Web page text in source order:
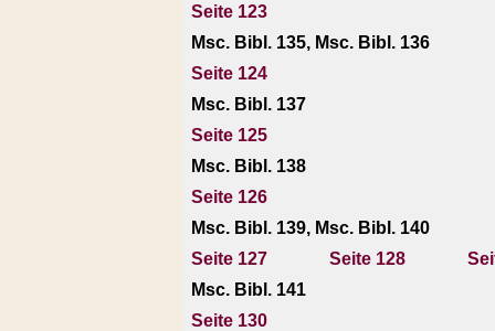
Seite 123
Msc. Bibl. 135, Msc. Bibl. 136
Seite 124
Msc. Bibl. 137
Seite 125
Msc. Bibl. 138
Seite 126
Msc. Bibl. 139, Msc. Bibl. 140
Seite 127
Seite 128
Msc. Bibl. 141
Seite 130